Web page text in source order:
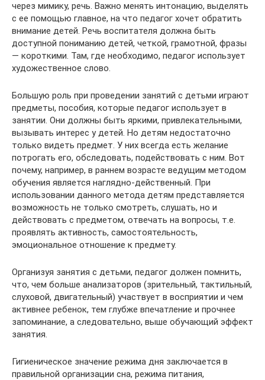
через мимику, речь. Важно менять интонацию, выделять
с ее помощью главное, на что педагог хочет обратить
внимание детей. Речь воспитателя должна быть
доступной пониманию детей, четкой, грамотной, фразы
— короткими. Там, где необходимо, педагог использует
художественное слово.
Большую роль при проведении занятий с детьми играют
предметы, пособия, которые педагог использует в
занятии. Они должны быть яркими, привлекательными,
вызывать интерес у детей. Но детям недостаточно
только видеть предмет. У них всегда есть желание
потрогать его, обследовать, подействовать с ним. Вот
почему, например, в раннем возрасте ведущим методом
обучения является наглядно-действенный. При
использовании данного метода детям представляется
возможность не только смотреть, слушать, но и
действовать с предметом, отвечать на вопросы, т.е.
проявлять активность, самостоятельность,
эмоциональное отношение к предмету.
Организуя занятия с детьми, педагог должен помнить,
что, чем больше анализаторов (зрительный, тактильный,
слуховой, двигательный) участвует в восприятии и чем
активнее ребенок, тем глубже впечатление и прочнее
запоминание, а следовательно, выше обучающий эффект
занятия.
Гигиеническое значение режима дня заключается в
правильной организации сна, режима питания,